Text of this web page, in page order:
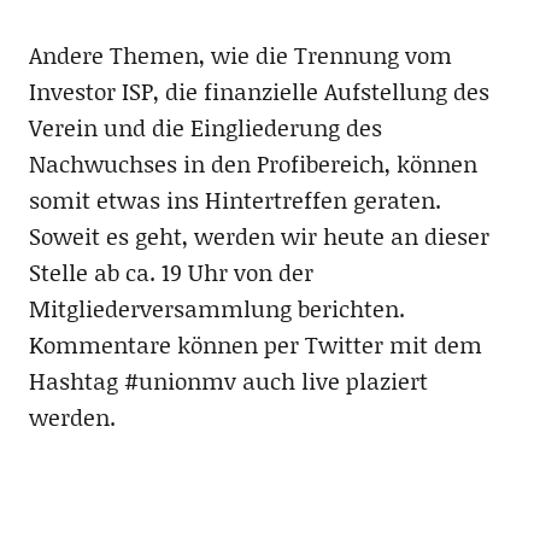
Andere Themen, wie die Trennung vom
Investor ISP, die finanzielle Aufstellung des
Verein und die Eingliederung des
Nachwuchses in den Profibereich, können
somit etwas ins Hintertreffen geraten.
Soweit es geht, werden wir heute an dieser
Stelle ab ca. 19 Uhr von der
Mitgliederversammlung berichten.
Kommentare können per Twitter mit dem
Hashtag #unionmv auch live plaziert
werden.